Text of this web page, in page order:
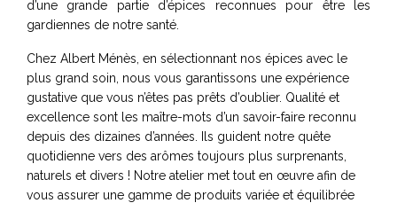
d’une grande partie d’épices reconnues pour être les
gardiennes de notre santé.
Chez Albert Ménès, en sélectionnant nos épices avec le
plus grand soin, nous vous garantissons une expérience
gustative que vous n’êtes pas prêts d’oublier. Qualité et
excellence sont les maître-mots d’un savoir-faire reconnu
depuis des dizaines d’années. Ils guident notre quête
quotidienne vers des arômes toujours plus surprenants,
naturels et divers ! Notre atelier met tout en œuvre afin de
vous assurer une gamme de produits variée et équilibrée